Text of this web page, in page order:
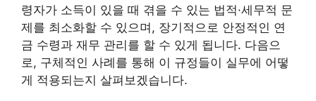
령자가 소득이 있을 때 겪을 수 있는 법적·세무적 문
제를 최소화할 수 있으며, 장기적으로 안정적인 연
금 수령과 재무 관리를 할 수 있게 됩니다. 다음으
로, 구체적인 사례를 통해 이 규정들이 실무에 어떻
게 적용되는지 살펴보겠습니다.